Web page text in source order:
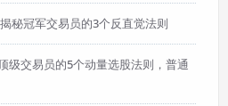
秘冠军交易员的3个反直觉法则
级交易员的5个动量选股法则，普通